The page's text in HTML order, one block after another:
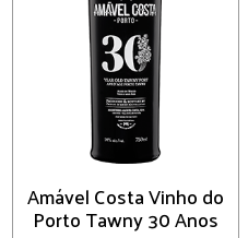
Amável Costa Vinho do
Porto Tawny 30 Anos